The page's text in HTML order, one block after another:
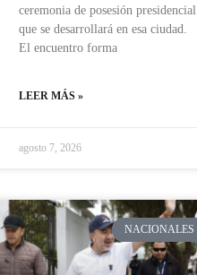
ceremonia de posesión presidencial
que se desarrollará en esa ciudad.
El encuentro forma
LEER MÁS »
agosto 7, 2026
NACIONALES